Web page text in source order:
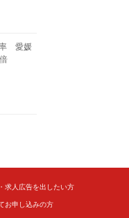
率 愛媛
求人広告を出したい方
お申し込みの方